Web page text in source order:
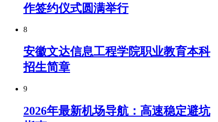
作签约仪式圆满举行
8
安徽文达信息工程学院职业教育本科
招生简章
9
2026年最新机场导航：高速稳定避坑